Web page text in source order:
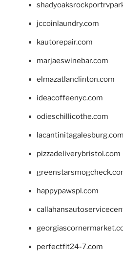
jccoinlaundry.com
kautorepair.com
marjaeswinebar.com
elmazatlanclinton.com
ideacoffeenyc.com
odieschillicothe.com
lacantinitagalesburg.com
pizzadeliverybristol.com
happypawspl.com
perfectfit24-7.com